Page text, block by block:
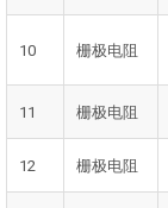
10 栅极电阻
11 栅极电阻
12 栅极电阻